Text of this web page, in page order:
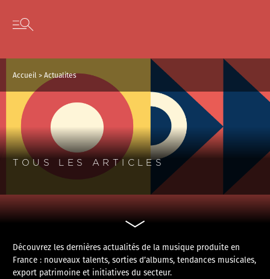
Skip to content
Open secondary menu
Accueil >Actualites
TOUS LES ARTICLES
Découvrez les dernières actualités de la musique produite en
France : nouveaux talents, sorties d’albums, tendances musicales,
export patrimoine et initiatives du secteur.